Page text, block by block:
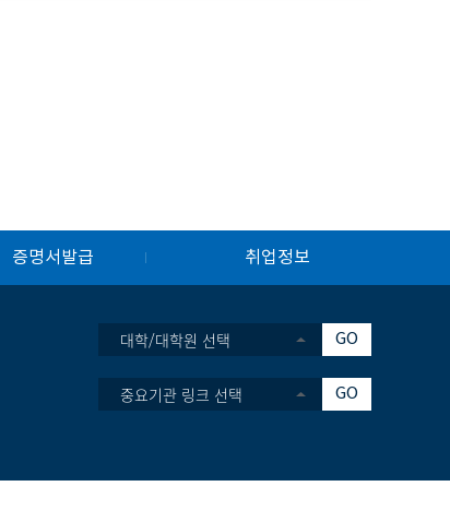
증명서발급 취업정보
대학/대학원 선택 GO
중요기관 링크 선택 GO